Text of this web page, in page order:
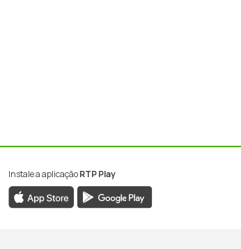
Instale a aplicaçãoRTP Play